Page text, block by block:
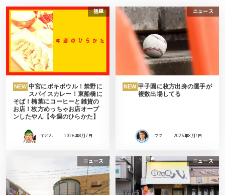
話題
NEW 中宮にポキボウル！禁野に
スパイスカレー！東船橋に
そば！楠葉にコーヒーと雑貨の
お店！枚方めっちゃお店オープ
ンしたやん【今週のひらかた】
すどん 2026年8月7日
ニュース
NEW 甲子園に枚方出身の選手が
複数出場してる
フク 2026年8月7日
ニュース ニュース